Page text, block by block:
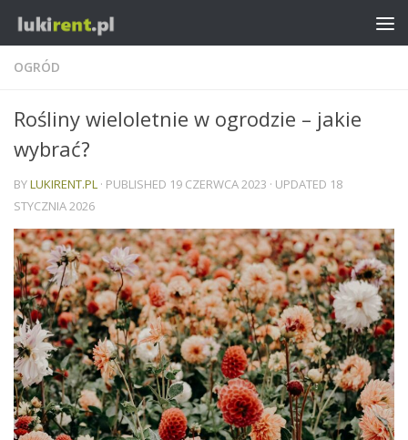
OGRÓD
Rośliny wieloletnie w ogrodzie – jakie
wybrać?
BYLUKIRENT.PL · PUBLISHED 19 CZERWCA 2023 · UPDATED 18
STYCZNIA 2026